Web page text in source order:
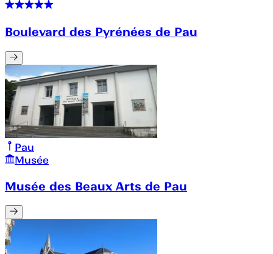
Boulevard des Pyrénées de Pau
Pau
Musée
Musée des Beaux Arts de Pau